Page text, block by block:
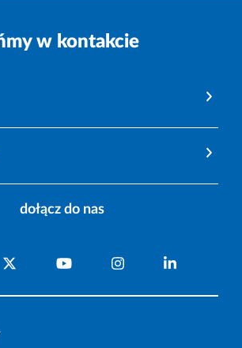
w kontakcie
dołącz do nas